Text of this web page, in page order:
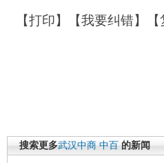
【打印】【我要纠错】【
搜索更多武汉中商 中百 的新闻